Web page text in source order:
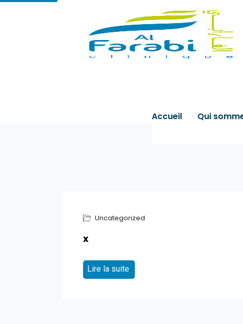
Accueil Qui
Uncategorized
x
Lire la suite